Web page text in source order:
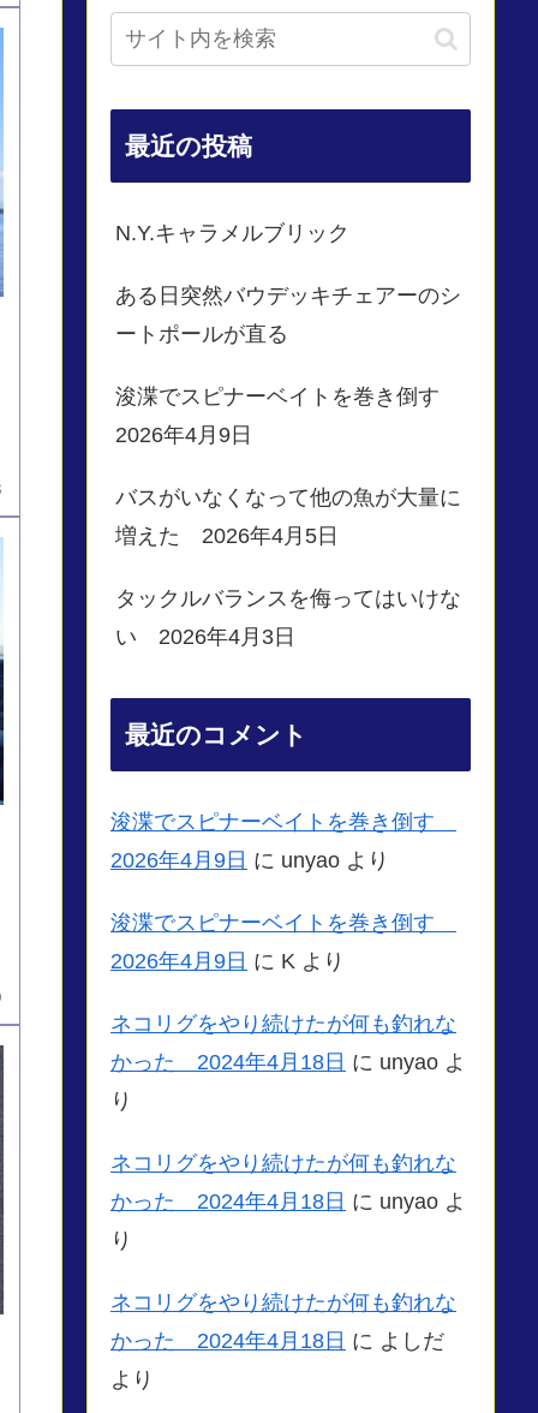
最近の投稿
N.Y.キャラメルブリック
ある日突然バウデッキチェアーのシ
ートポールが直る
浚渫でスピナーベイトを巻き倒す
2026年4月9日
バスがいなくなって他の魚が大量に
増えた 2026年4月5日
タックルバランスを侮ってはいけな
い 2026年4月3日
最近のコメント
浚渫でスピナーベイトを巻き倒す
2026年4月9日 に unyao より
浚渫でスピナーベイトを巻き倒す
2026年4月9日 に K より
ネコリグをやり続けたが何も釣れな
かった 2024年4月18日 に unyao よ
り
ネコリグをやり続けたが何も釣れな
かった 2024年4月18日 に unyao よ
り
ネコリグをやり続けたが何も釣れな
かった 2024年4月18日 に よしだ
より